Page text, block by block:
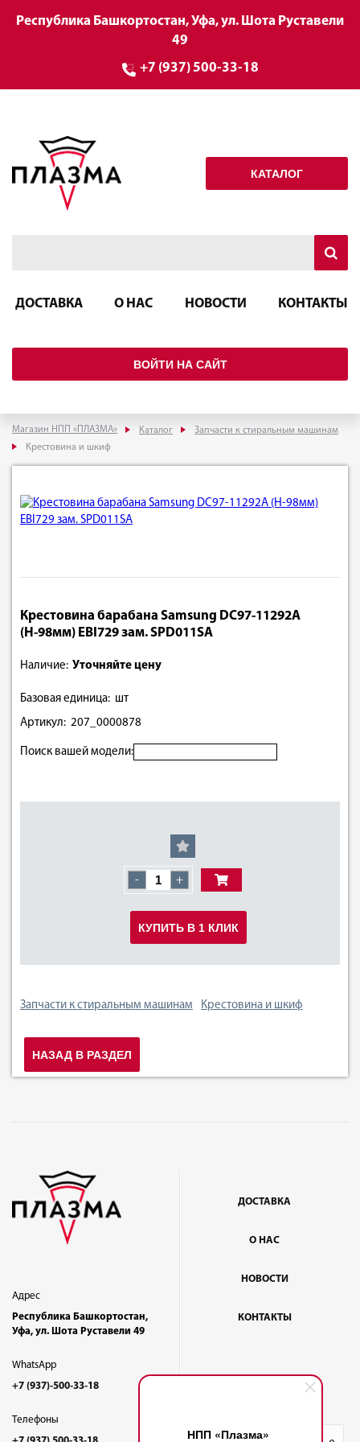
НПП «Плазма»
Республика Башкортостан, Уфа, ул. Шота Руставели
49
+7 (937) 500-33-18
КАТАЛОГ
ДОСТАВКА О НАС НОВОСТИ КОНТАКТЫ
ВОЙТИ НА САЙТ
Магазин НПП «ПЛАЗМА» Каталог
Запчасти к стиральным машинам
Крестовина и шкиф
Крестовина барабана Samsung DC97-11292А
(Н-98мм) EBI729 зам. SPD011SA
Наличие: Уточняйте цену
Базовая единица: шт
Артикул: 207_0000878
Поиск вашей модели:
- +
КУПИТЬ В 1 КЛИК
Запчасти к стиральным машинам Крестовина и шкиф
НАЗАД В РАЗДЕЛ
Адрес
Республика Башкортостан,
Уфа, ул. Шота Руставели 49
WhatsApp
+7 (937)-500-33-18
Телефоны
ДОСТАВКА
О НАС
НОВОСТИ
КОНТАКТЫ